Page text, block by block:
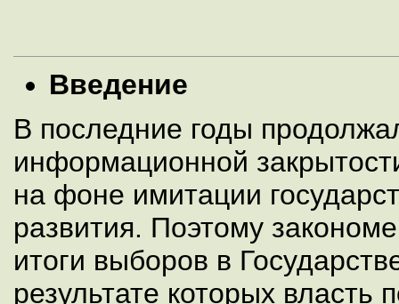
Введение
В последние годы
информационной
на фоне имитации
развития. Поэтому
итоги выборов в
результате которых власть